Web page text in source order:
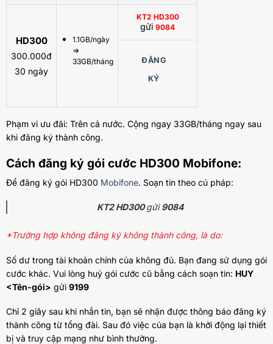
HD300
300.000đ
30 ngày
1.1GB/ngày
=>
33GB/tháng
KT2 HD300
gửi 9084
ĐĂNG
KÝ
Phạm vi ưu đãi: Trên cả nước. Cộng ngay 33GB/tháng ngay sau
khi đăng ký thành công.
Cách đăng ký gói cước HD300 Mobifone:
Để đăng ký gói HD300 Mobifone. Soạn tin theo cú pháp:
KT2 HD300gửi9084
*Trường hợp không đăng ký không thành công, là do:
Số dư trong tài khoản chính của không đủ. Bạn đang sử dụng gói
cước khác. Vui lòng huỷ gói cước cũ bằng cách soạn tin: HUY
<Tên-gói> gửi 9199
Chỉ 2 giây sau khi nhắn tin, bạn sẽ nhận được thông báo đăng ký
thành công từ tổng đài. Sau đó việc của bạn là khởi động lại thiết
bị và truy cập mạng như bình thường.